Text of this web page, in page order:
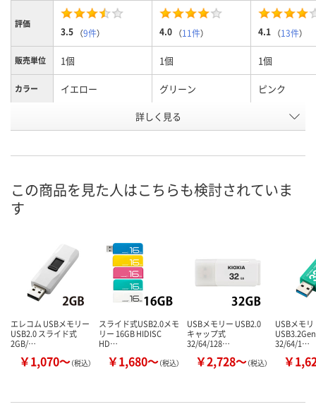
評価
3.5 （9件） 4.0 （11件） 4.1 （13件）
販売単位 1個 1個 1個
カラー イエロー グリーン ピンク
5994386 5994368
8月9日（日）
カゴへ
詳しく見る
この商品を見た人はこちらも検討されていま
す
エレコム USBメモリー
USB2.0 スライド式
2GB/…
￥1,070～（税込）
スライド式USB2.0メモ
リー 16GB HIDISC
HD…
￥1,680～（税込）
USBメモリー USB2.0
キャップ式
32/64/128…
￥2,728～（税込）
USBメモリ
32/64/1…
￥